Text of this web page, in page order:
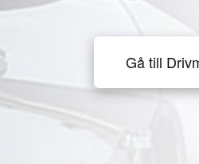
Gå till